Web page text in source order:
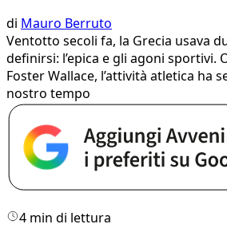
di Mauro Berruto
Ventotto secoli fa, la Grecia usava
definirsi: l’epica e gli agoni sportivi.
Foster Wallace, l’attività atletica ha
nostro tempo
4 min di lettura